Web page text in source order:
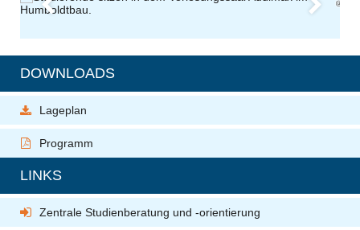
Previous Next
DOWNLOADS
Lageplan
Programm
LINKS
Zentrale Studienberatung und -orientierung